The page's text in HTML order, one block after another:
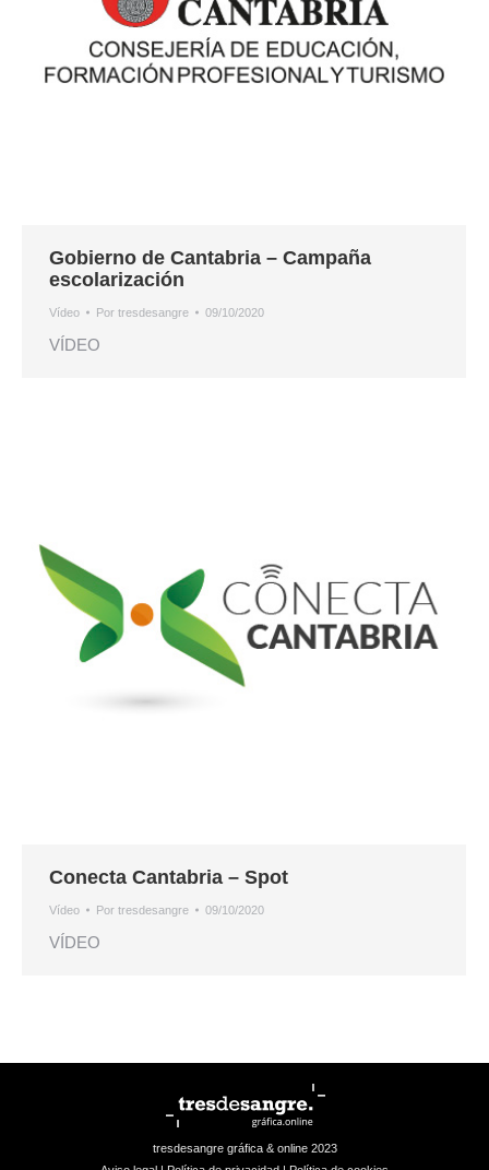
Gobierno de Cantabria – Campaña
escolarización
Vídeo Por tresdesangre 09/10/2020
VÍDEO
Conecta Cantabria – Spot
Vídeo Por tresdesangre 09/10/2020
VÍDEO
tresdesangre gráfica & online 2023